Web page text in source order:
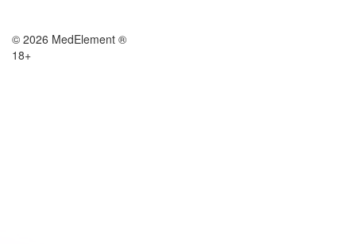
© 2026 MedElement ®
18+